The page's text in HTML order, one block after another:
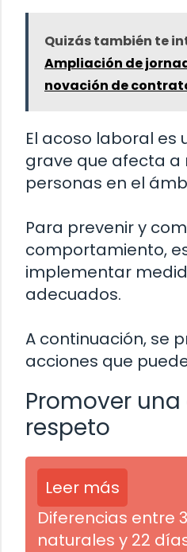
Quizás también te
Ampliación de
novación de
El acoso laboral es
grave que afecta a
personas en el
Para prevenir y
comportamiento,
implementar
adecuados.
A continuación, se
acciones que
Promover
respeto
Leer más
Diferencias entre
naturales y 22